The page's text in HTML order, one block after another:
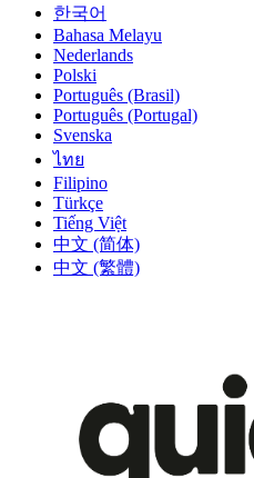
한국어
Bahasa Melayu
Nederlands
Polski
Português (Brasil)
Português (Portugal)
Svenska
ไทย
Filipino
Türkçe
Tiếng Việt
中文 (简体)
中文 (繁體)